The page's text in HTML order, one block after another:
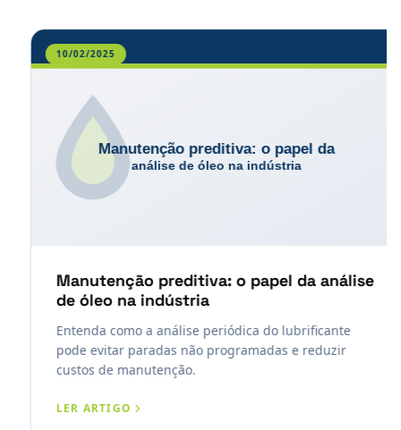
10/02/2025
Manutenção preditiva: o papel da análise
de óleo na indústria
Entenda como a análise periódica do lubrificante
pode evitar paradas não programadas e reduzir
custos de manutenção.
LER ARTIGO